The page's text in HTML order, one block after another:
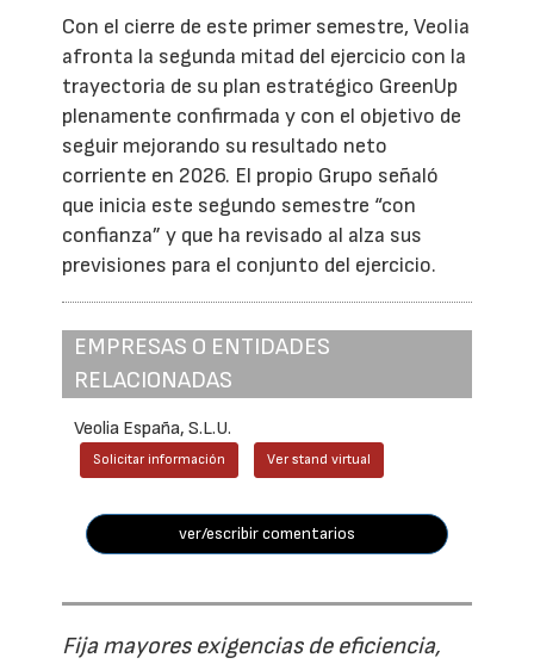
Con el cierre de este primer semestre, Veolia
afronta la segunda mitad del ejercicio con la
trayectoria de su plan estratégico GreenUp
plenamente confirmada y con el objetivo de
seguir mejorando su resultado neto
corriente en 2026. El propio Grupo señaló
que inicia este segundo semestre “con
confianza” y que ha revisado al alza sus
previsiones para el conjunto del ejercicio.
EMPRESAS O ENTIDADES
RELACIONADAS
Veolia España, S.L.U.
Solicitar información Ver stand virtual
ver/escribir comentarios
Fija mayores exigencias de eficiencia,